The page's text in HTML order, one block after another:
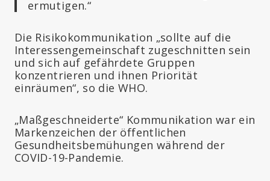
ermutigen.“
Die Risikokommunikation „sollte auf die
Interessengemeinschaft zugeschnitten sein
und sich auf gefährdete Gruppen
konzentrieren und ihnen Priorität
einräumen“, so die WHO.
„Maßgeschneiderte“ Kommunikation war ein
Markenzeichen der öffentlichen
Gesundheitsbemühungen während der
COVID-19-Pandemie.